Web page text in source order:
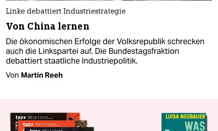
Linke debattiert Industriestrategie
Von China lernen
Die ökonomischen Erfolge der Volksrepublik schrecken
auch die Linkspartei auf. Die Bundestagsfraktion
debattiert staatliche Industriepolitik.
Von Martin Reeh